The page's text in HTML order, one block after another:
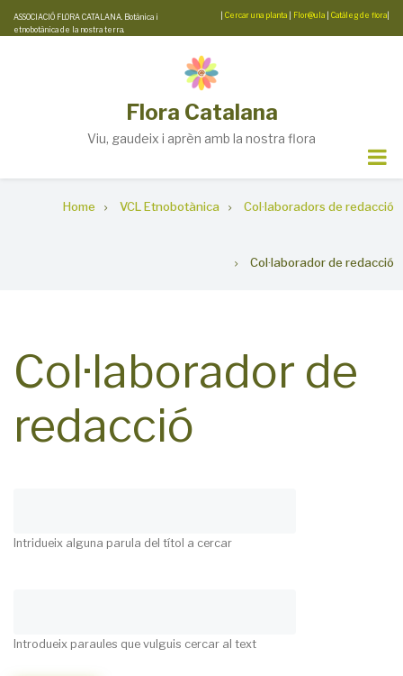
Skip
to
ASSOCIACIÓ FLORA CATALANA. Botànica i
etnobotànica de la nostra terra.
Cercar una planta Flor@ula Catàleg de flora
Flora Catalana
Viu, gaudeix i aprèn amb la nostra flora
Home VCL Etnobotànica Col·laboradors de redacció
Col·laborador de redacció
Col·laborador de
redacció
Intridueix alguna parula del títol a cercar
Introdueix paraules que vulguis cercar al text